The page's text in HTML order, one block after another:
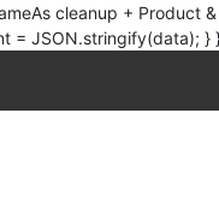
cleanup + Product
= JSON.stringify(data); }